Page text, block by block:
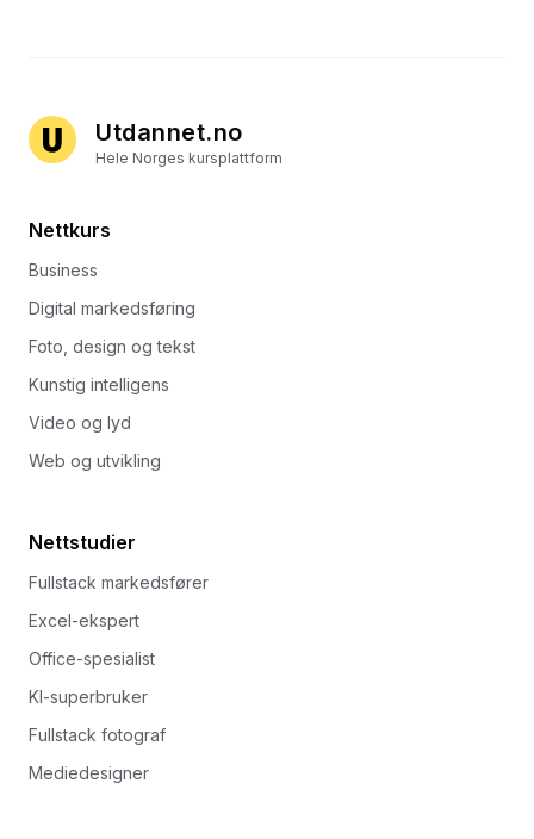
Utdannet.no
Hele Norges kursplattform
Nettkurs
Business
Digital markedsføring
Foto, design og tekst
Kunstig intelligens
Video og lyd
Web og utvikling
Nettstudier
Fullstack markedsfører
Excel-ekspert
Office-spesialist
KI-superbruker
Fullstack fotograf
Mediedesigner